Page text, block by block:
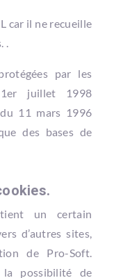
car il ne recueille
.
par les
juillet 1998
11 mars 1996
des bases de
un certain
d’autres sites,
de Pro-Soft.
la possibilité de